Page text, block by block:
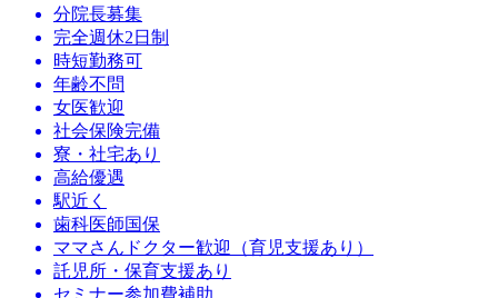
分院長募集
完全週休2日制
時短勤務可
年齢不問
女医歓迎
社会保険完備
寮・社宅あり
高給優遇
駅近く
歯科医師国保
ママさんドクター歓迎（育児支援あり）
託児所・保育支援あり